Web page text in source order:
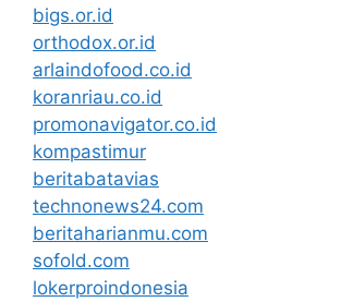
bigs.or.id
orthodox.or.id
arlaindofood.co.id
koranriau.co.id
promonavigator.co.id
kompastimur
beritabatavias
technonews24.com
beritaharianmu.com
sofold.com
lokerproindonesia